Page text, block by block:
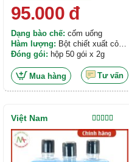
95.000đ
Dạng bào chế: cốm uống
Hàm lượng: Bột chiết xuất cỏ
ngọt Stevia (steviol glycosides
lên men từ trái cây): 1g. Sorbitol:
0.95g
Đóng gói: hộp 50 gói x 2g
Mua hàng Tư vấn
Được xếp
hạng5.00
sao
Việt Nam